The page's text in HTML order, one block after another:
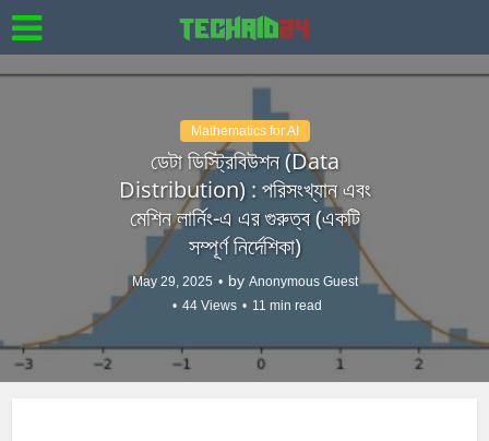
Mathematics for AI
ডেটা ডিস্ট্রিবিউশন (Data
Distribution) : পরিসংখ্যান এবং
মেশিন লার্নিং-এ এর গুরুত্ব (একটি
সম্পূর্ণ নির্দেশিকা)
May 29, 2025 by Anonymous Guest
44 Views
11 min read